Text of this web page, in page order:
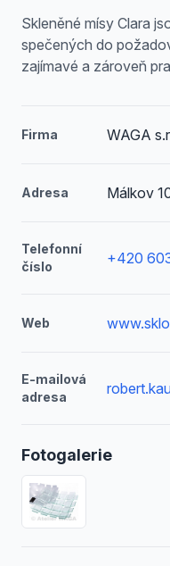
Skleněné mísy Clara
spečených do
zajímavé a zároveň
Firma WAGA
Adresa Málkov
Telefonní
číslo
+420
Web
E-mailová
adresa
Fotogalerie